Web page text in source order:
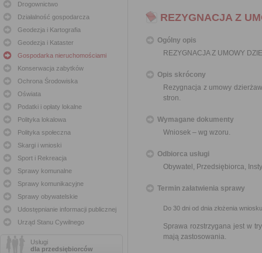
Drogownictwo
Działalność gospodarcza
Geodezja i Kartografia
Geodezja i Kataster
Gospodarka nieruchomościami
Konserwacja zabytków
Ochrona Środowiska
Oświata
Podatki i opłaty lokalne
Polityka lokalowa
Polityka społeczna
Skargi i wnioski
Sport i Rekreacja
Sprawy komunalne
Sprawy komunikacyjne
Sprawy obywatelskie
Udostępnianie informacji publicznej
Urząd Stanu Cywilnego
Usługi
dla przedsiębiorców
REZYGNACJA Z
Ogólny opis
REZYGNACJA Z UMOWY
Opis skrócony
Rezygnacja z umowy
stron.
Wymagane dokumenty
Wniosek – wg wzoru.
Odbiorca usługi
Obywatel, Przedsiębiorca,
Termin załatwienia sprawy
Do 30 dni od dnia złożenia
Sprawa rozstrzygana jest w
mają zastosowania.